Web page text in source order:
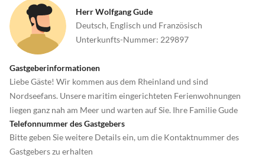
Herr Wolfgang Gude
Deutsch, Englisch und Französisch
Unterkunfts-Nummer: 229897
Gastgeberinformationen
Liebe Gäste! Wir kommen aus dem Rheinland und sind
Nordseefans. Unsere maritim eingerichteten Ferienwohnungen
liegen ganz nah am Meer und warten auf Sie. Ihre Familie Gude
Telefonnummer des Gastgebers
Bitte geben Sie weitere Details ein, um die Kontaktnummer des
Gastgebers zu erhalten